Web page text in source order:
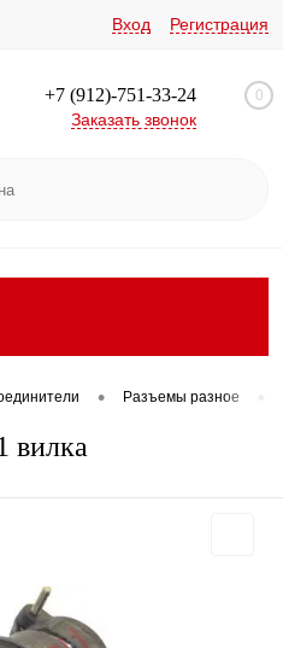
Вход Регистрация
+7 (912)-751-33-24
Заказать звонок
0
• Разъемы разное